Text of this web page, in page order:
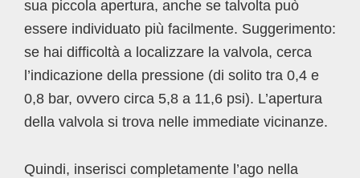
sua piccola apertura, anche se talvolta può
essere individuato più facilmente. Suggerimento:
se hai difficoltà a localizzare la valvola, cerca
l’indicazione della pressione (di solito tra 0,4 e
0,8 bar, ovvero circa 5,8 a 11,6 psi). L’apertura
della valvola si trova nelle immediate vicinanze.
Quindi, inserisci completamente l’ago nella